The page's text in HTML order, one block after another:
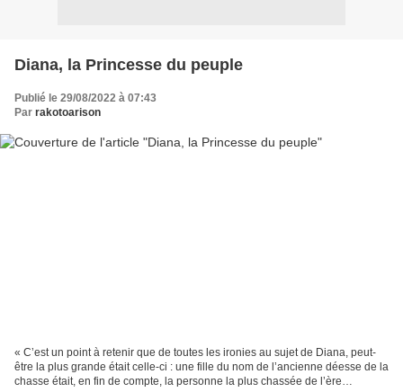
Diana, la Princesse du peuple
Publié le 29/08/2022 à 07:43
Par rakotoarison
« C’est un point à retenir que de toutes les ironies au sujet de Diana, peut-
être la plus grande était celle-ci : une fille du nom de l’ancienne déesse de la
chasse était, en fin de compte, la personne la plus chassée de l’ère